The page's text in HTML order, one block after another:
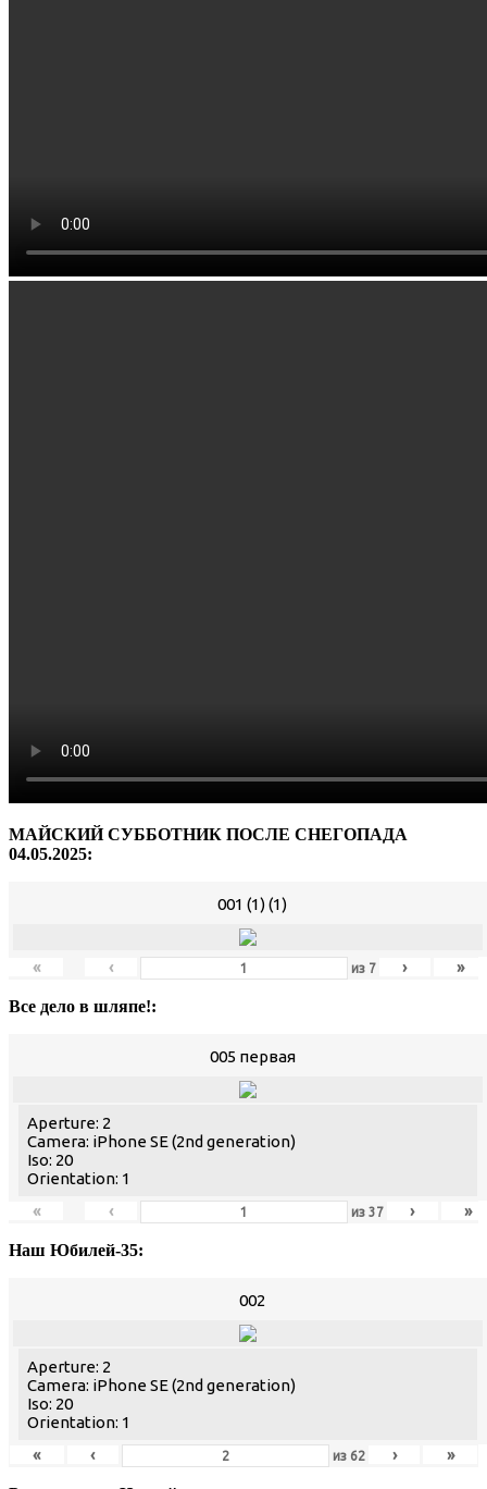
МАЙСКИЙ СУББОТНИК ПОСЛЕ СНЕГОПАДА
04.05.2025:
001 (1) (1)
« ‹ из 7 › »
Все дело в шляпе!:
005 первая
Aperture: 2
Camera: iPhone SE (2nd generation)
Iso: 20
Orientation: 1
«
‹ из 37 › »
Наш Юбилей-35:
002
Aperture: 2
Camera: iPhone SE (2nd generation)
Iso: 20
Orientation: 1
«
‹ из 62 › »